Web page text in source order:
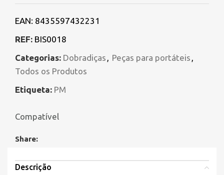
EAN: 8435597432231
REF: BIS0018
Categorias: Dobradiças , Peças para portáteis ,
Todos os Produtos
Etiqueta: PM
Compatível
Share:
Descrição